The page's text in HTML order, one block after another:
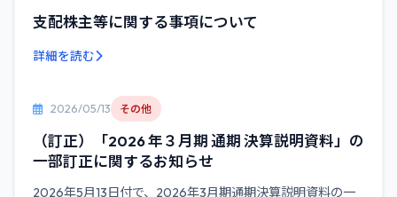
支配株主等に関する事項について
詳細を読む
2026/05/13 その他
（訂正）「2026 年３月期 通期 決算説明資料」の
一部訂正に関するお知らせ
2026年5月13日付で、2026年3月期通期決算説明資料の一